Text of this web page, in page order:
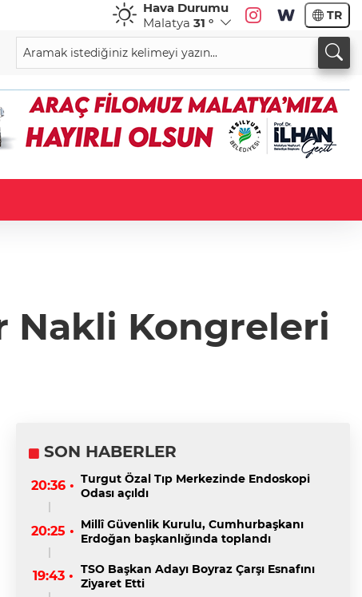
Hava Durumu
Malatya 31 ° TR
Nakli Kongreleri
SON HABERLER
20:36 • Turgut Özal Tıp Merkezinde Endoskopi
Odası açıldı
20:25 • Millî Güvenlik Kurulu, Cumhurbaşkanı
Erdoğan başkanlığında toplandı
19:43 • TSO Başkan Adayı Boyraz Çarşı Esnafını
Ziyaret Etti